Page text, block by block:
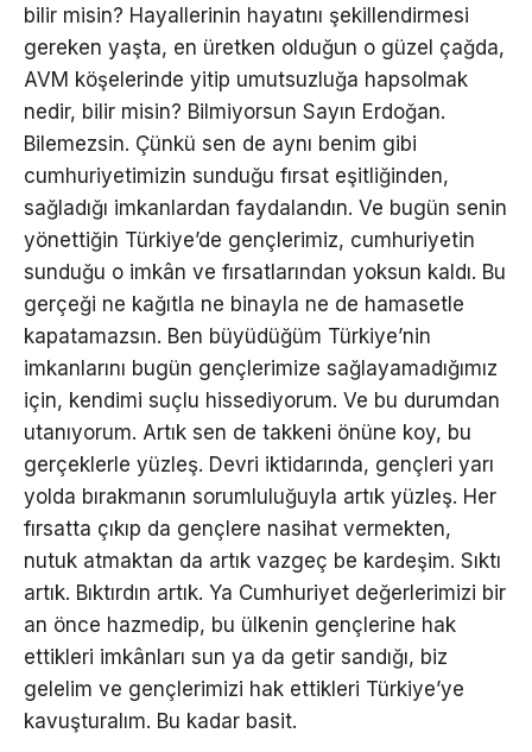
bilir misin? Hayallerinin hayatını şekillendirmesi
gereken yaşta, en üretken olduğun o güzel çağda,
AVM köşelerinde yitip umutsuzluğa hapsolmak
nedir, bilir misin? Bilmiyorsun Sayın Erdoğan.
Bilemezsin. Çünkü sen de aynı benim gibi
cumhuriyetimizin sunduğu fırsat eşitliğinden,
sağladığı imkanlardan faydalandın. Ve bugün senin
yönettiğin Türkiye’de gençlerimiz, cumhuriyetin
sunduğu o imkân ve fırsatlarından yoksun kaldı. Bu
gerçeği ne kağıtla ne binayla ne de hamasetle
kapatamazsın. Ben büyüdüğüm Türkiye’nin
imkanlarını bugün gençlerimize sağlayamadığımız
için, kendimi suçlu hissediyorum. Ve bu durumdan
utanıyorum. Artık sen de takkeni önüne koy, bu
gerçeklerle yüzleş. Devri iktidarında, gençleri yarı
yolda bırakmanın sorumluluğuyla artık yüzleş. Her
fırsatta çıkıp da gençlere nasihat vermekten,
nutuk atmaktan da artık vazgeç be kardeşim. Sıktı
artık. Bıktırdın artık. Ya Cumhuriyet değerlerimizi bir
an önce hazmedip, bu ülkenin gençlerine hak
ettikleri imkânları sun ya da getir sandığı, biz
gelelim ve gençlerimizi hak ettikleri Türkiye’ye
kavuşturalım. Bu kadar basit.